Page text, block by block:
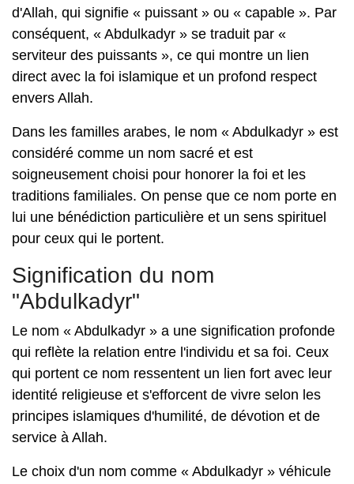
d'Allah, qui signifie « puissant » ou « capable ». Par
conséquent, « Abdulkadyr » se traduit par «
serviteur des puissants », ce qui montre un lien
direct avec la foi islamique et un profond respect
envers Allah.
Dans les familles arabes, le nom « Abdulkadyr » est
considéré comme un nom sacré et est
soigneusement choisi pour honorer la foi et les
traditions familiales. On pense que ce nom porte en
lui une bénédiction particulière et un sens spirituel
pour ceux qui le portent.
Signification du nom
"Abdulkadyr"
Le nom « Abdulkadyr » a une signification profonde
qui reflète la relation entre l'individu et sa foi. Ceux
qui portent ce nom ressentent un lien fort avec leur
identité religieuse et s'efforcent de vivre selon les
principes islamiques d'humilité, de dévotion et de
service à Allah.
Le choix d'un nom comme « Abdulkadyr » véhicule